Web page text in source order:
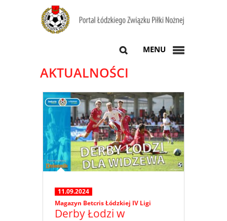
MENU
AKTUALNOŚCI
11.09.2024
Magazyn Betcris Łódzkiej IV Ligi
Derby Łodzi w